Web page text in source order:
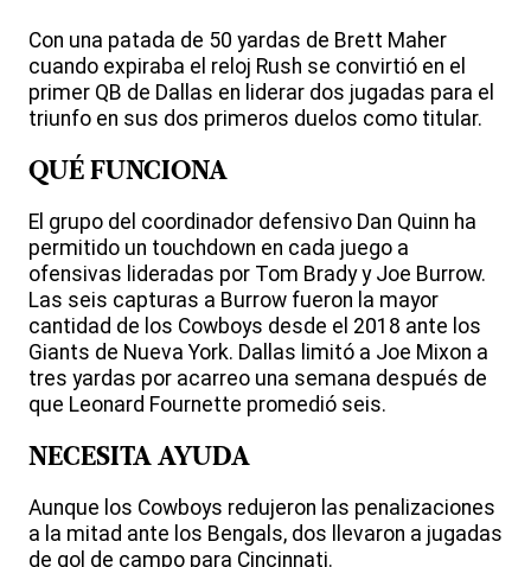
Con una patada de 50 yardas de Brett Maher
cuando expiraba el reloj Rush se convirtió en el
primer QB de Dallas en liderar dos jugadas para el
triunfo en sus dos primeros duelos como titular.
QUÉ FUNCIONA
El grupo del coordinador defensivo Dan Quinn ha
permitido un touchdown en cada juego a
ofensivas lideradas por Tom Brady y Joe Burrow.
Las seis capturas a Burrow fueron la mayor
cantidad de los Cowboys desde el 2018 ante los
Giants de Nueva York. Dallas limitó a Joe Mixon a
tres yardas por acarreo una semana después de
que Leonard Fournette promedió seis.
NECESITA AYUDA
Aunque los Cowboys redujeron las penalizaciones
a la mitad ante los Bengals, dos llevaron a jugadas
de gol de campo para Cincinnati.